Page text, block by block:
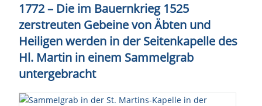
1772 – Die im Bauernkrieg 1525
zerstreuten Gebeine von Äbten und
Heiligen werden in der Seitenkapelle des
Hl. Martin in einem Sammelgrab
untergebracht